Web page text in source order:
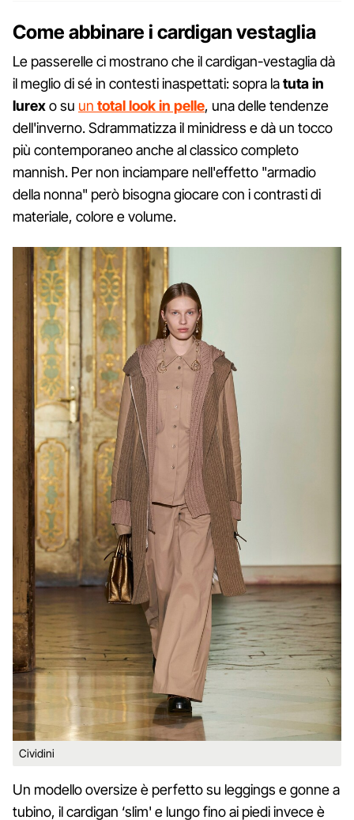
Come abbinare i cardigan vestaglia
Le passerelle ci mostrano che il cardigan-vestaglia dà
il meglio di sé in contesti inaspettati: sopra latuta in
lurexo su un total look in pelle, una delle tendenze
dell'inverno. Sdrammatizza il minidress e dà un tocco
più contemporaneo anche al classico completo
mannish. Per non inciampare nell'effetto "armadio
della nonna" però bisogna giocare con i contrasti di
materiale, colore e volume.
Cividini
Un modello oversize è perfetto su leggings e gonne a
tubino, il cardigan ‘slim' e lungo fino ai piedi invece è